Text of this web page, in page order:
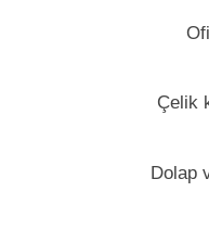
Çelik
Dolap